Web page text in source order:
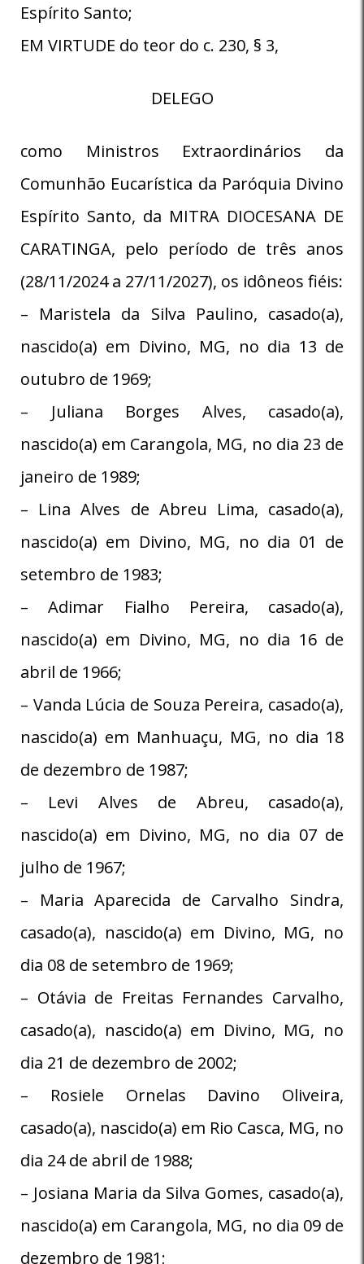
Espírito Santo;
EM VIRTUDE do teor do c. 230, § 3,
DELEGO
como Ministros Extraordinários da
Comunhão Eucarística da Paróquia Divino
Espírito Santo, da MITRA DIOCESANA DE
CARATINGA, pelo período de três anos
(28/11/2024 a 27/11/2027), os idôneos fiéis:
– Maristela da Silva Paulino, casado(a),
nascido(a) em Divino, MG, no dia 13 de
outubro de 1969;
– Juliana Borges Alves, casado(a),
nascido(a) em Carangola, MG, no dia 23 de
janeiro de 1989;
– Lina Alves de Abreu Lima, casado(a),
nascido(a) em Divino, MG, no dia 01 de
setembro de 1983;
– Adimar Fialho Pereira, casado(a),
nascido(a) em Divino, MG, no dia 16 de
abril de 1966;
– Vanda Lúcia de Souza Pereira, casado(a),
nascido(a) em Manhuaçu, MG, no dia 18
de dezembro de 1987;
– Levi Alves de Abreu, casado(a),
nascido(a) em Divino, MG, no dia 07 de
julho de 1967;
– Maria Aparecida de Carvalho Sindra,
casado(a), nascido(a) em Divino, MG, no
dia 08 de setembro de 1969;
– Otávia de Freitas Fernandes Carvalho,
casado(a), nascido(a) em Divino, MG, no
dia 21 de dezembro de 2002;
– Rosiele Ornelas Davino Oliveira,
casado(a), nascido(a) em Rio Casca, MG, no
dia 24 de abril de 1988;
– Josiana Maria da Silva Gomes, casado(a),
nascido(a) em Carangola, MG, no dia 09 de
dezembro de 1981;